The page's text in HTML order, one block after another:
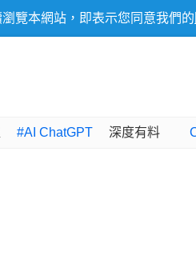
覽本網站，即表示您同意我們的
#AI ChatGPT 深度有料